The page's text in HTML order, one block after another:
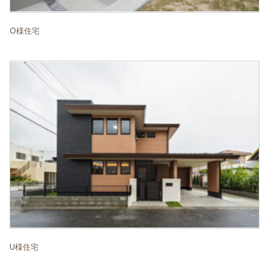
O様住宅
U様住宅